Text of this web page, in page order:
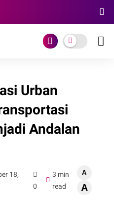
Urban
Andalan
18,
0
3 min
read
A
A